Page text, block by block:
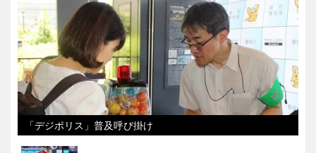
「デジポリス」普及呼び掛け